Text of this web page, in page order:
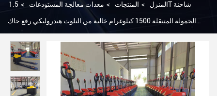
المنزل > المنتجات > معدات معالجة المستودعات > 1.5T شاحنة
الحمولة المتنقلة 1500 كيلوغرام خالية من التلوث هيدروليكي رفع جاك